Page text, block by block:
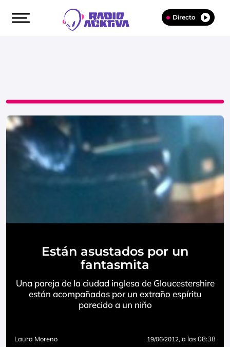
Directo
Están asustados por un
fantasmita
Una pareja de la ciudad inglesa de Gloucestershire
están acompañados por un extraño espíritu
parecido a un niño
Laura Moreno 19/06/2012, a las 08:38